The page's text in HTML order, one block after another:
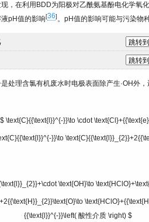
，在利用BDD为阳极对乙酰氨基酚电化学氧
pH值的影响[36]。pH值的影响可能与污染物
处理含氯有机废水时电极表面除产生·OH外
$ \text{C}{{\text{l}}^{-}}\to \cdot
}}\to
\text{OH}\to
{{\text{l}}^{-}}\left( 酸性介质 \right) $